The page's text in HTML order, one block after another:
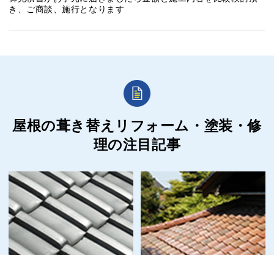
き、ご商談、施行となります
屋根の葺き替えリフォーム・塗装・修
理の注目記事